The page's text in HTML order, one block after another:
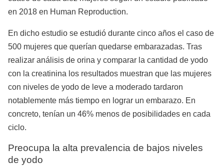
en 2018 en Human Reproduction.
En dicho estudio se estudió durante cinco años el caso de
500 mujeres que querían quedarse embarazadas. Tras
realizar análisis de orina y comparar la cantidad de yodo
con la creatinina los resultados muestran que las mujeres
con niveles de yodo de leve a moderado tardaron
notablemente más tiempo en lograr un embarazo. En
concreto, tenían un 46% menos de posibilidades en cada
ciclo.
Preocupa la alta prevalencia de bajos niveles
de yodo